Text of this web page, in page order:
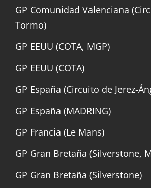
GP Comunidad Valenciana
Tormo)
GP EEUU (COTA, MGP)
GP EEUU (COTA)
GP España (Circuito de Jerez-
GP España (MADRING)
GP Francia (Le Mans)
GP Gran Bretaña (Silverstone,
GP Gran Bretaña (Silverstone)